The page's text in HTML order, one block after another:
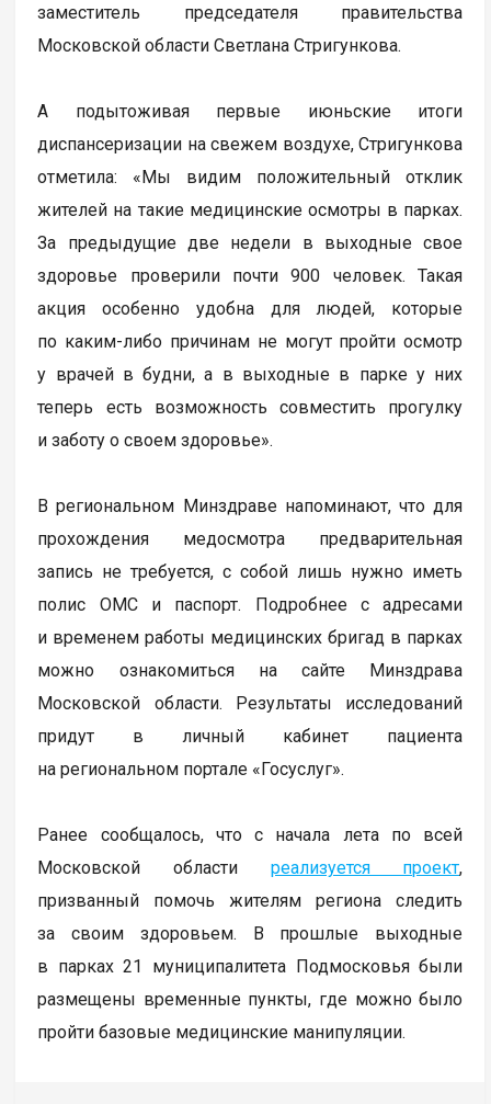
заместитель председателя правительства
Московской области Светлана Стригункова.
А подытоживая первые июньские итоги
диспансеризации на свежем воздухе, Стригункова
отметила: «Мы видим положительный отклик
жителей на такие медицинские осмотры в парках.
За предыдущие две недели в выходные свое
здоровье проверили почти 900 человек. Такая
акция особенно удобна для людей, которые
по каким-либо причинам не могут пройти осмотр
у врачей в будни, а в выходные в парке у них
теперь есть возможность совместить прогулку
и заботу о своем здоровье».
В региональном Минздраве напоминают, что для
прохождения медосмотра предварительная
запись не требуется, с собой лишь нужно иметь
полис ОМС и паспорт. Подробнее с адресами
и временем работы медицинских бригад в парках
можно ознакомиться на сайте Минздрава
Московской области. Результаты исследований
придут в личный кабинет пациента
на региональном портале «Госуслуг».
Ранее сообщалось, что с начала лета по всей
Московской области реализуется проект,
призванный помочь жителям региона следить
за своим здоровьем. В прошлые выходные
в парках 21 муниципалитета Подмосковья были
размещены временные пункты, где можно было
пройти базовые медицинские манипуляции.